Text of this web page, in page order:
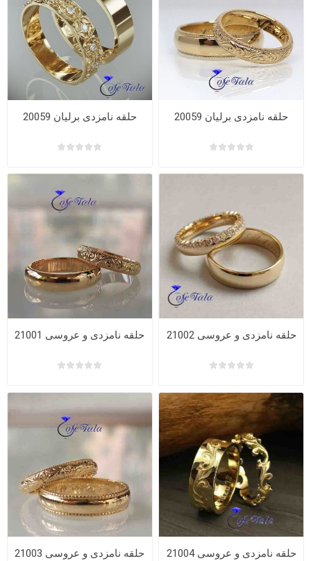
حلقه نامزدی برلیان 20059 حلقه نامزدی برلیان 20059
حلقه نامزدی و عروسی 21001 حلقه نامزدی و عروسی 21002
حلقه نامزدی و عروسی 21003 حلقه نامزدی و عروسی 21004